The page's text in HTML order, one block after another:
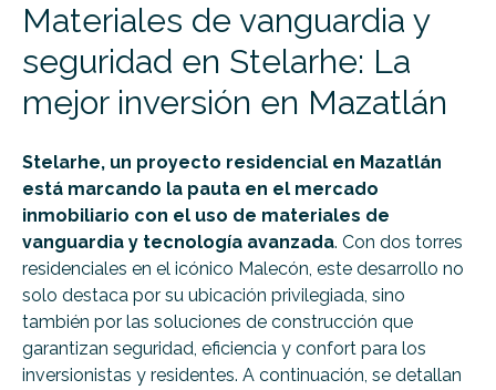
Materiales de vanguardia y
seguridad en Stelarhe: La
mejor inversión en Mazatlán
Stelarhe, un proyecto residencial en Mazatlán
está marcando la pauta en el mercado
inmobiliario con el uso de materiales de
vanguardia y tecnología avanzada. Con dos torres
residenciales en el icónico Malecón, este desarrollo no
solo destaca por su ubicación privilegiada, sino
también por las soluciones de construcción que
garantizan seguridad, eficiencia y confort para los
inversionistas y residentes. A continuación, se detallan